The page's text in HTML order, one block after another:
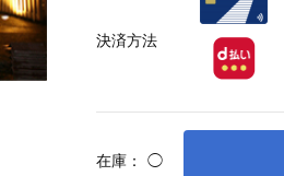
在庫： ◯
決済方法